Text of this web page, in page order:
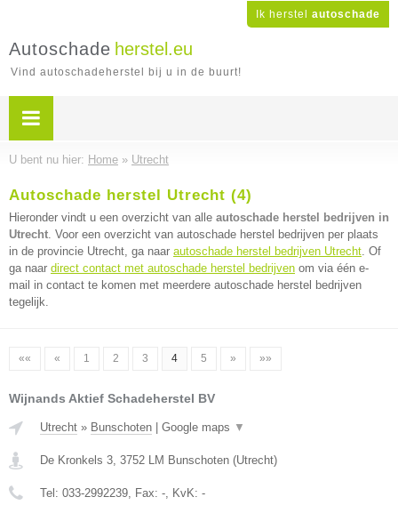
Ik herstel autoschade
Autoschade herstel.eu
Vind autoschadeherstel bij u in de buurt!
U bent nu hier: Home » Utrecht
Autoschade herstel Utrecht (4)
Hieronder vindt u een overzicht van alle autoschade herstel bedrijven in
Utrecht. Voor een overzicht van autoschade herstel bedrijven per plaats
in de provincie Utrecht, ga naar autoschade herstel bedrijven Utrecht. Of
ga naar direct contact met autoschade herstel bedrijven om via één e-
mail in contact te komen met meerdere autoschade herstel bedrijven
tegelijk.
«« « 1 2 3 4 5 » »»
Wijnands Aktief Schadeherstel BV
Utrecht » Bunschoten Google maps ▼
De Kronkels 3, 3752 LM Bunschoten (Utrecht)
Tel: 033-2992239, Fax: -, KvK: -